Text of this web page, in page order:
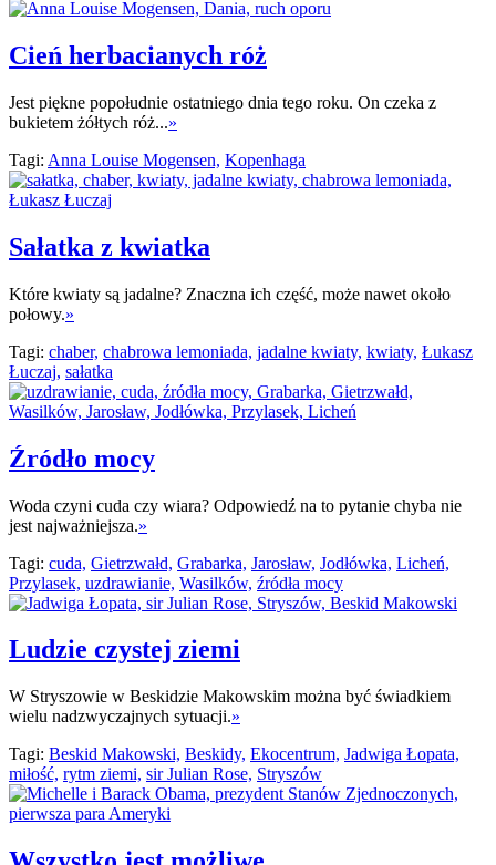
Cień herbacianych róż
Jest piękne popołudnie ostatniego dnia tego roku. On czeka z
bukietem żółtych róż...»
Tagi: Anna Louise Mogensen, Kopenhaga
Sałatka z kwiatka
Które kwiaty są jadalne? Znaczna ich część, może nawet około
połowy.»
Tagi: chaber, chabrowa lemoniada, jadalne kwiaty, kwiaty, Łukasz
Łuczaj, sałatka
Źródło mocy
Woda czyni cuda czy wiara? Odpowiedź na to pytanie chyba nie
jest najważniejsza.»
Tagi: cuda, Gietrzwałd, Grabarka, Jarosław, Jodłówka, Licheń,
Przylasek, uzdrawianie, Wasilków, źródła mocy
Ludzie czystej ziemi
W Stryszowie w Beskidzie Makowskim można być świadkiem
wielu nadzwyczajnych sytuacji.»
Tagi: Beskid Makowski, Beskidy, Ekocentrum, Jadwiga Łopata,
miłość, rytm ziemi, sir Julian Rose, Stryszów